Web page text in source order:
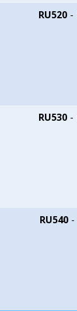
RU520-
RU530-
RU540-